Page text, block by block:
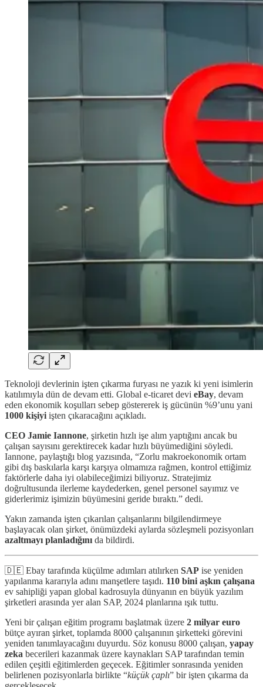
Teknoloji devlerinin işten çıkarma furyası ne yazık ki yeni isimlerin
katılımıyla dün de devam etti. Global e-ticaret devi eBay, devam
eden ekonomik koşulları sebep göstererek iş gücünün %9’unu yani
1000 kişiyi işten çıkaracağını açıkladı.
CEO Jamie Iannone, şirketin hızlı işe alım yaptığını ancak bu
çalışan sayısını gerektirecek kadar hızlı büyümediğini söyledi.
Iannone, paylaştığı blog yazısında, “Zorlu makroekonomik ortam
gibi dış baskılarla karşı karşıya olmamıza rağmen, kontrol ettiğimiz
faktörlerle daha iyi olabileceğimizi biliyoruz. Stratejimiz
doğrultusunda ilerleme kaydederken, genel personel sayımız ve
giderlerimiz işimizin büyümesini geride bıraktı.” dedi.
Yakın zamanda işten çıkarılan çalışanlarını bilgilendirmeye
başlayacak olan şirket, önümüzdeki aylarda sözleşmeli pozisyonları
azaltmayı planladığını da bildirdi.
🇩🇪 Ebay tarafında küçülme adımları atılırken SAP ise yeniden
yapılanma kararıyla adını manşetlere taşıdı. 110 bini aşkın çalışana
ev sahipliği yapan global kadrosuyla dünyanın en büyük yazılım
şirketleri arasında yer alan SAP, 2024 planlarına ışık tuttu.
Yeni bir çalışan eğitim programı başlatmak üzere 2 milyar euro
bütçe ayıran şirket, toplamda 8000 çalışanının şirketteki görevini
yeniden tanımlayacağını duyurdu. Söz konusu 8000 çalışan, yapay
zeka becerileri kazanmak üzere kaynakları SAP tarafından temin
edilen çeşitli eğitimlerden geçecek. Eğitimler sonrasında yeniden
belirlenen pozisyonlarla birlikte “küçük çaplı” bir işten çıkarma da